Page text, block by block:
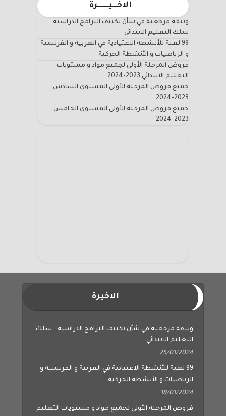
الاخـــيـــــــرة
وثيقة مرجعية في شأن تكييف البرامج الدراسية –
سلك التعليم الابتدائي
99 لعبة للأنشطة الاعتيادية في العربية و الفرنسية
و الرياضيات و الأنشطة الحركية
فروض المرحلة الأولى لجميع مواد و مستويات
التعليم الابتدائي 2023-2024
جميع فروض المرحلة الأولى المستوى السادس
2023-2024
جميع فروض المرحلة الأولى المستوى الخامس
2023-2024
الاخيرة
وثيقة مرجعية في شأن تكييف البرامج الدراسية – سلك
التعليم الابتدائي
25/01/2024
99 لعبة للأنشطة الاعتيادية في العربية و الفرنسية و
الرياضيات و الأنشطة الحركية
18/01/2024
فروض المرحلة الأولى لجميع مواد و مستويات التعليم